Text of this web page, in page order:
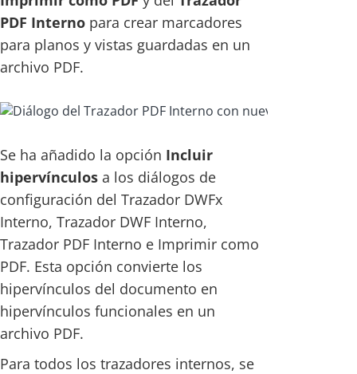
PDF Interno para crear marcadores
para planos y vistas guardadas en un
archivo PDF.
Se ha añadido la opción Incluir
hipervínculos a los diálogos de
configuración del Trazador DWFx
Interno, Trazador DWF Interno,
Trazador PDF Interno e Imprimir como
PDF. Esta opción convierte los
hipervínculos del documento en
hipervínculos funcionales en un
archivo PDF.
Para todos los trazadores internos, se